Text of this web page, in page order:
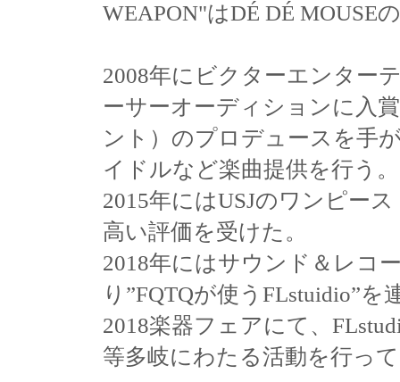
WEAPON"はDÉ DÉ MOUSE
2008年にビクターエンター
ーサーオーディションに入
ント）のプロデュースを手
イドルなど楽曲提供を行う。
2015年にはUSJのワンピー
高い評価を受けた。
2018年にはサウンド＆レコ
り”FQTQが使うFLstuidio”
2018楽器フェアにて、
等多岐にわたる活動を行っ